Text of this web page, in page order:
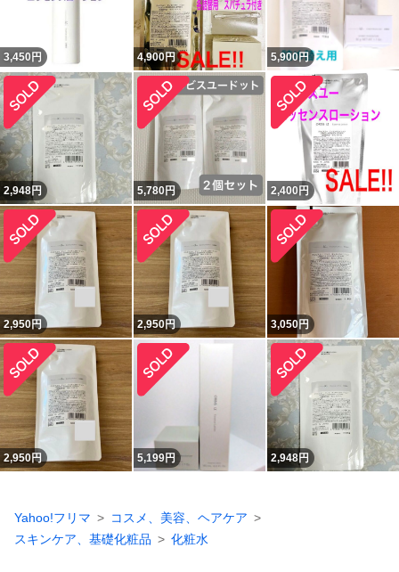
3,450 円 4,900円 5,900円
2,948円 5,780円 2,400 円
2,950円 2,950円 3,050円
2,950円 5,199円 2,948円
Yahoo!フリマ
コスメ、美容、ヘアケア
スキンケア、基礎化粧品
化粧水